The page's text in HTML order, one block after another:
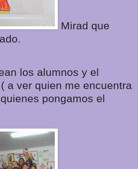
Mirad que
los alumnos y el
a ver quien me encuentra
pongamos el